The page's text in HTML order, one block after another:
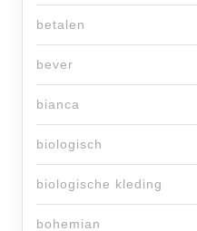
betalen
bever
bianca
biologisch
biologische kleding
bohemian